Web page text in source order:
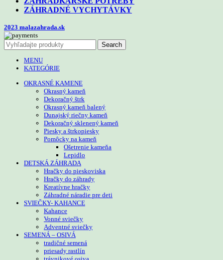
ZÁHRADNÉ VYCHYTÁVKY
2023 malazahrada.sk
Search
MENU
KATEGÓRIE
OKRASNÉ KAMENE
Okrasný kameň
Dekoračný štrk
Okrasný kameň balený
Dunajský riečny kameň
Dekoračný sklenený kameň
Piesky a štrkopiesky
Pomôcky na kameň
Ošetrenie kameňa
Lepidlo
DETSKÁ ZÁHRADA
Hračky do pieskoviska
Hračky do záhrady
Kreatívne hračky
Záhradné náradie pre deti
SVIEČKY- KAHANCE
Kahance
Vonné sviečky
Adventné sviečky
SEMENÁ – OSIVÁ
tradičné semená
priesady rastlín